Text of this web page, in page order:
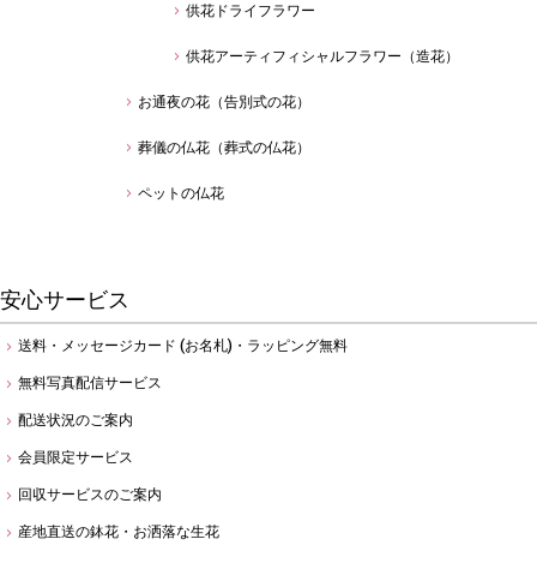
供花ドライフラワー
供花アーティフィシャルフラワー（造花）
お通夜の花（告別式の花）
葬儀の仏花（葬式の仏花）
ペットの仏花
安心サービス
送料・メッセージカード (お名札)・ラッピング無料
無料写真配信サービス
配送状況のご案内
会員限定サービス
回収サービスのご案内
産地直送の鉢花・お洒落な生花